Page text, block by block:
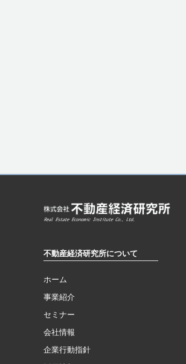
不動産経済研究所について
ホーム
事業紹介
セミナー
会社情報
企業行動指針